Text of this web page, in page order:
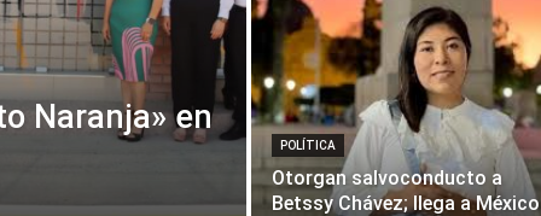
Chihuahua
Naranja» en
POLÍTICA
Otorgan salvoconducto a
Betssy Chávez; llega a México